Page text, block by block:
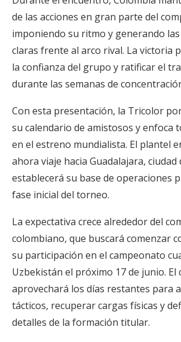
de las acciones en gran parte del
imponiendo su ritmo y generando
claras frente al arco rival. La victoria
la confianza del grupo y ratificar el
durante las semanas de
Con esta presentación, la Tricolor
su calendario de amistosos y enfoca
en el estreno mundialista. El plantel
ahora viaje hacia Guadalajara, ciudad
establecerá su base de operaciones
fase inicial del torneo.
La expectativa crece alrededor del
colombiano, que buscará comenzar
su participación en el campeonato
Uzbekistán el próximo 17 de junio. El
aprovechará los días restantes para
tácticos, recuperar cargas físicas y
detalles de la formación titular.